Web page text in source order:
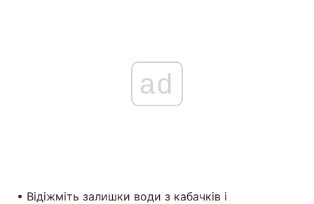
ad
• Відіжміть залишки води з кабачків і